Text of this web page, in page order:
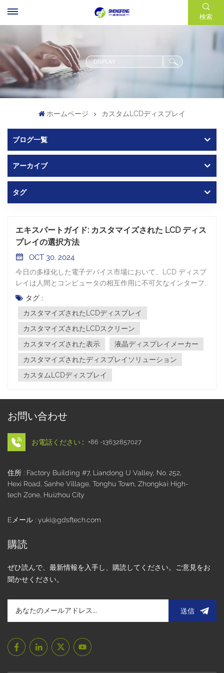
検索
ホームページ カスタムLCDディスプレイ
ブログ一覧
アーカイブ
タグ
エキスパートガイド: カスタマイズされた LCD ディス
プレイの選択方法
OCT 30, 2024
今日の多様化した電子デバイス市場において、LCD ディスプ
レイは人間とコンピュータの相互作用に不可欠なインターフ
ェイスとして機能し、そのパフォーマンスと適用性はユーザ
ー エクスペリエンスとデバイスの全体的な価値に直接影響を
与えます。数ある選択肢の中から、 カスタマイズされたLCD
ディスプレイ そのユニークな利点により、ユーザーからの注
目が高まっています。今日は、より多くの情報に基づいた意
思決定を行うために、カスタマイズされた LCD スクリーンを
選択することの長所と短所を詳しく掘り下げてみましょ
う。 カスタマイズされた LCD ディスプレイの利点 柔軟性最
大の魅力は、 カスタマイズされたLCDディスプレイ柔軟性の
てカスタマイズできます。既存の標準表示モデルと比較し
産業用制御からスマート ホームや車載ディスプレイに至るま
で、さまざまなアプリケーション環境に完璧に適合するよう
最適に適合します。信頼性カスタマイズされた LCD ソリュー
ションは、特定のアプリケーション環境要件に合わせて調整
された高品質の材料と高度なプロセスを使用しており、過酷
に低下し、ユーザーにさらなる安心感を提供します。高い信
された LCD ディスプレイが理想的な選択肢であることは間違
レイ ソリューションへの初期投資 (ツーリング料金など) は比
較的高額ですが、強力なターゲティングと顧客固有のアプリ
されたディスプレイは、デバイスの機能と市場競争力を強化
し、それによってユーザーに大きな商業的利益をもたらしま
は、表示効果においても大きな利点があります。コントラス
ト、彩度、視野角などの表示パラメータを正確に調整するこ
タグ :
カスタマイズされたLCDディスプレイ
カスタマイズされたLCDスクリーン
カスタマイズされた表示
液晶ディスプレイメーカー
カスタマイズされたディスプレイソリューション
カスタムLCDディスプレイ
お問い合わせ
お電話ください : +86 -13632857027
住所 : Factory Building #7, Liandong U Valley, No. 252,
Hexi Road, Sanhe Village, Tonghu Town, Zhongkai High-
tech Zone, Huizhou City
Eメール : yuki@gdsftech.com
購読
ぜひ読んで、最新情報を入手し、購読してください。ご意見をお
聞かせください。
送信